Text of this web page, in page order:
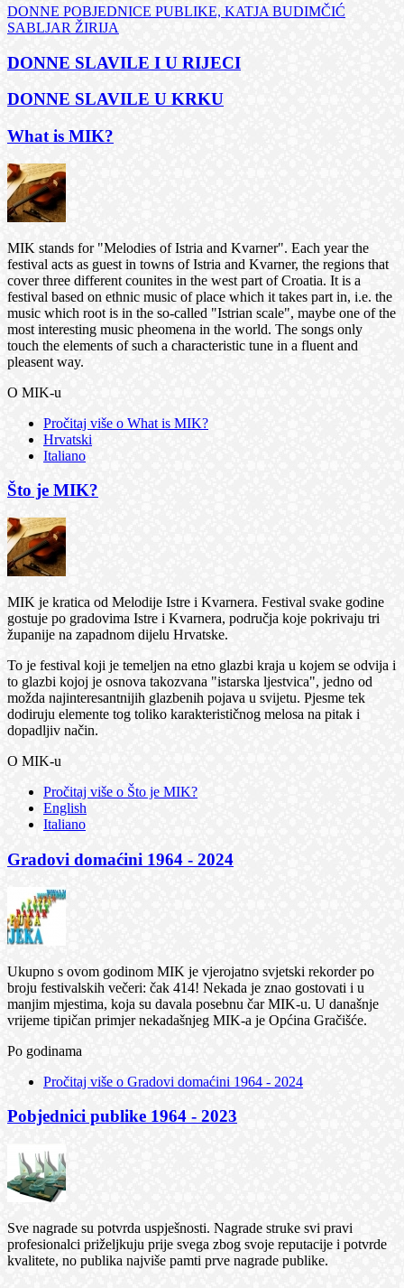
DONNE POBJEDNICE PUBLIKE, KATJA BUDIMČIĆ
SABLJAR ŽIRIJA
DONNE SLAVILE I U RIJECI
DONNE SLAVILE U KRKU
What is MIK?
MIK stands for "Melodies of Istria and Kvarner". Each year the
festival acts as guest in towns of Istria and Kvarner, the regions that
cover three different counites in the west part of Croatia. It is a
festival based on ethnic music of place which it takes part in, i.e. the
music which root is in the so-called "Istrian scale", maybe one of the
most interesting music pheomena in the world. The songs only
touch the elements of such a characteristic tune in a fluent and
pleasent way.
O MIK-u
Pročitaj više o What is MIK?
Hrvatski
Italiano
Što je MIK?
MIK je kratica od Melodije Istre i Kvarnera. Festival svake godine
gostuje po gradovima Istre i Kvarnera, područja koje pokrivaju tri
županije na zapadnom dijelu Hrvatske.
To je festival koji je temeljen na etno glazbi kraja u kojem se odvija i
to glazbi kojoj je osnova takozvana "istarska ljestvica", jedno od
možda najinteresantnijih glazbenih pojava u svijetu. Pjesme tek
dodiruju elemente tog toliko karakterističnog melosa na pitak i
dopadljiv način.
O MIK-u
Pročitaj više o Što je MIK?
English
Italiano
Gradovi domaćini 1964 - 2024
Ukupno s ovom godinom MIK je vjerojatno svjetski rekorder po
broju festivalskih večeri: čak 414! Nekada je znao gostovati i u
manjim mjestima, koja su davala posebnu čar MIK-u. U današnje
vrijeme tipičan primjer nekadašnjeg MIK-a je Općina Gračišće.
Po godinama
Pročitaj više o Gradovi domaćini 1964 - 2024
Pobjednici publike 1964 - 2023
Sve nagrade su potvrda uspješnosti. Nagrade struke svi pravi
profesionalci priželjkuju prije svega zbog svoje reputacije i potvrde
kvalitete, no publika najviše pamti prve nagrade publike.